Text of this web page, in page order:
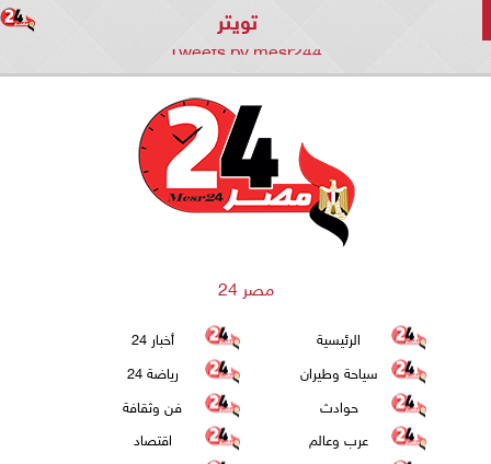
تويتر
Tweets by mesr244
مصر 24
الرئيسية
أخبار 24
سياحة وطيران
رياضة 24
حوادث
فن وثقافة
عرب وعالم
اقتصاد